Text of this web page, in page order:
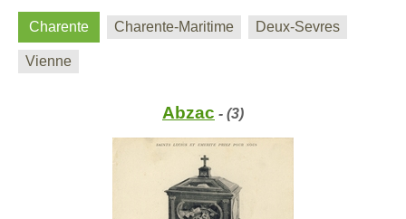
Autres pays
Charente Charente-Maritime Deux-Sevres
Vienne
Abzac - (3)